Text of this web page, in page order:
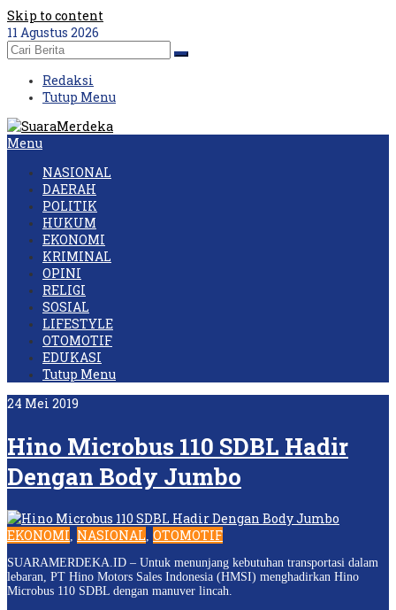
Skip to content
11 Agustus 2026
Redaksi
Tutup Menu
Menu
NASIONAL
DAERAH
POLITIK
HUKUM
EKONOMI
KRIMINAL
OPINI
RELIGI
SOSIAL
LIFESTYLE
OTOMOTIF
EDUKASI
Tutup Menu
24 Mei 2019
Hino Microbus 110 SDBL Hadir
Dengan Body Jumbo
EKONOMI, NASIONAL, OTOMOTIF
SUARAMERDEKA.ID – Untuk menunjang kebutuhan transportasi dalam
lebaran, PT Hino Motors Sales Indonesia (HMSI) menghadirkan Hino
Microbus 110 SDBL dengan manuver lincah.